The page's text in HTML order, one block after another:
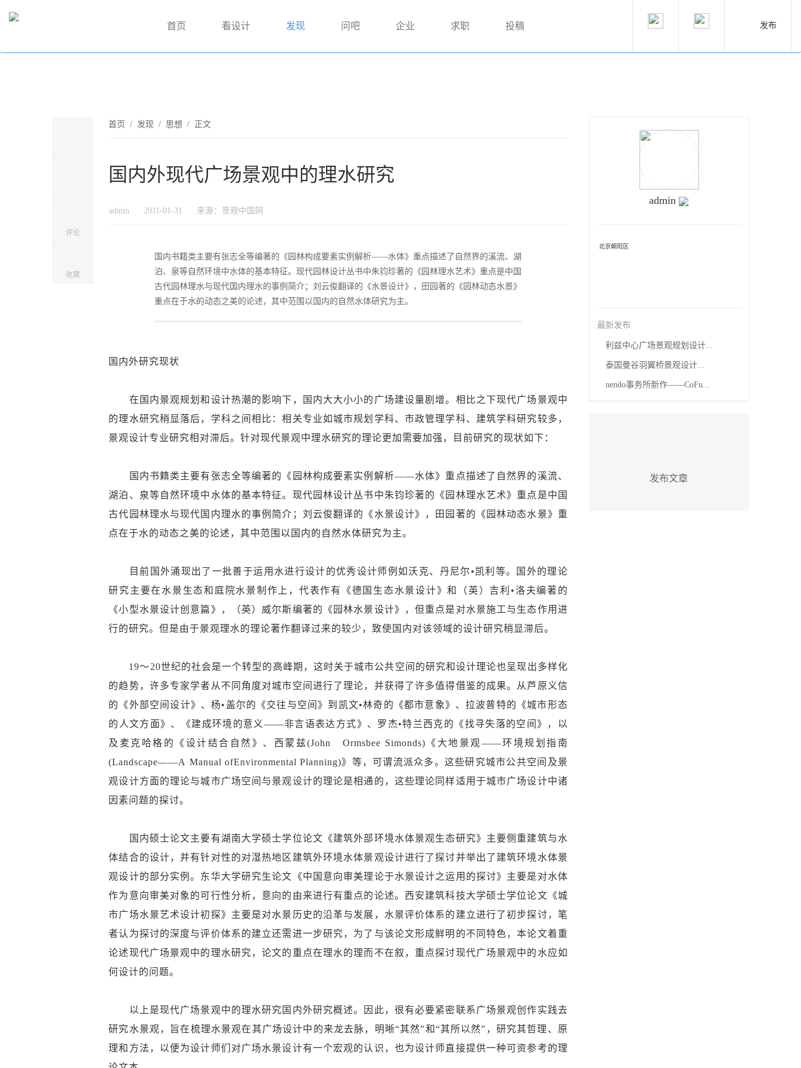
首页 看设计 发现 问吧 企业 求职 投稿 发布
评论
收藏
首页 /发现 / 思想 / 正文
国内外现代广场景观中的理水研究
admin 2011-01-31 来源：景观中国网
国内书籍类主要有张志全等编著的《园林构成要素实例解析——水体》重点描述了自然界的溪流、湖
泊、泉等自然环境中水体的基本特征。现代园林设计丛书中朱钧珍著的《园林理水艺术》重点是中国
古代园林理水与现代国内理水的事例简介；刘云俊翻译的《水景设计》，田园著的《园林动态水景》
重点在于水的动态之美的论述，其中范围以国内的自然水体研究为主。
国内外研究现状
在国内景观规划和设计热潮的影响下，国内大大小小的广场建设量剧增。相比之下现代广场景观中
的理水研究稍显落后，学科之间相比：相关专业如城市规划学科、市政管理学科、建筑学科研究较多，
景观设计专业研究相对滞后。针对现代景观中理水研究的理论更加需要加强，目前研究的现状如下：
国内书籍类主要有张志全等编著的《园林构成要素实例解析——水体》重点描述了自然界的溪流、
湖泊、泉等自然环境中水体的基本特征。现代园林设计丛书中朱钧珍著的《园林理水艺术》重点是中国
古代园林理水与现代国内理水的事例简介；刘云俊翻译的《水景设计》，田园著的《园林动态水景》重
点在于水的动态之美的论述，其中范围以国内的自然水体研究为主。
目前国外涌现出了一批善于运用水进行设计的优秀设计师例如沃克、丹尼尔•凯利等。国外的理论
研究主要在水景生态和庭院水景制作上，代表作有《德国生态水景设计》和（英）吉利•洛夫编著的
《小型水景设计创意篇》，（英）威尔斯编著的《园林水景设计》，但重点是对水景施工与生态作用进
行的研究。但是由于景观理水的理论著作翻译过来的较少，致使国内对该领域的设计研究稍显滞后。
19～20世纪的社会是一个转型的高峰期，这时关于城市公共空间的研究和设计理论也呈现出多样化
的趋势，许多专家学者从不同角度对城市空间进行了理论，并获得了许多值得借鉴的成果。从芦原义信
的《外部空间设计》、杨•盖尔的《交往与空间》到凯文•林奇的《都市意象》、拉波普特的《城市形态
的人文方面》、《建成环境的意义——非言语表达方式》、罗杰•特兰西克的《找寻失落的空间》，以
及麦克哈格的《设计结合自然》、西蒙兹(John Ormsbee Simonds)《大地景观——环境规划指南
(Landscape——A Manual ofEnvironmental Planning)》等，可谓流派众多。这些研究城市公共空间及景
观设计方面的理论与城市广场空间与景观设计的理论是相通的，这些理论同样适用于城市广场设计中诸
因素问题的探讨。
国内硕士论文主要有湖南大学硕士学位论文《建筑外部环境水体景观生态研究》主要侧重建筑与水
体结合的设计，并有针对性的对湿热地区建筑外环境水体景观设计进行了探讨并举出了建筑环境水体景
观设计的部分实例。东华大学研究生论文《中国意向审美理论于水景设计之运用的探讨》主要是对水体
作为意向审美对象的可行性分析，意向的由来进行有重点的论述。西安建筑科技大学硕士学位论文《城
市广场水景艺术设计初探》主要是对水景历史的沿革与发展，水景评价体系的建立进行了初步探讨，笔
者认为探讨的深度与评价体系的建立还需进一步研究，为了与该论文形成鲜明的不同特色，本论文着重
论述现代广场景观中的理水研究，论文的重点在理水的理而不在叙，重点探讨现代广场景观中的水应如
何设计的问题。
以上是现代广场景观中的理水研究国内外研究概述。因此，很有必要紧密联系广场景观创作实践去
研究水景观，旨在梳理水景观在其广场设计中的来龙去脉，明晰“其然”和“其所以然”，研究其哲理、原
理和方法，以便为设计师们对广场水景设计有一个宏观的认识，也为设计师直接提供一种可资参考的理
admin
北京朝阳区
最新发布
利兹中心广场景观规划设计...
泰国曼谷羽翼桥景观设计...
nendo事务所新作——CoFu...
发布文章